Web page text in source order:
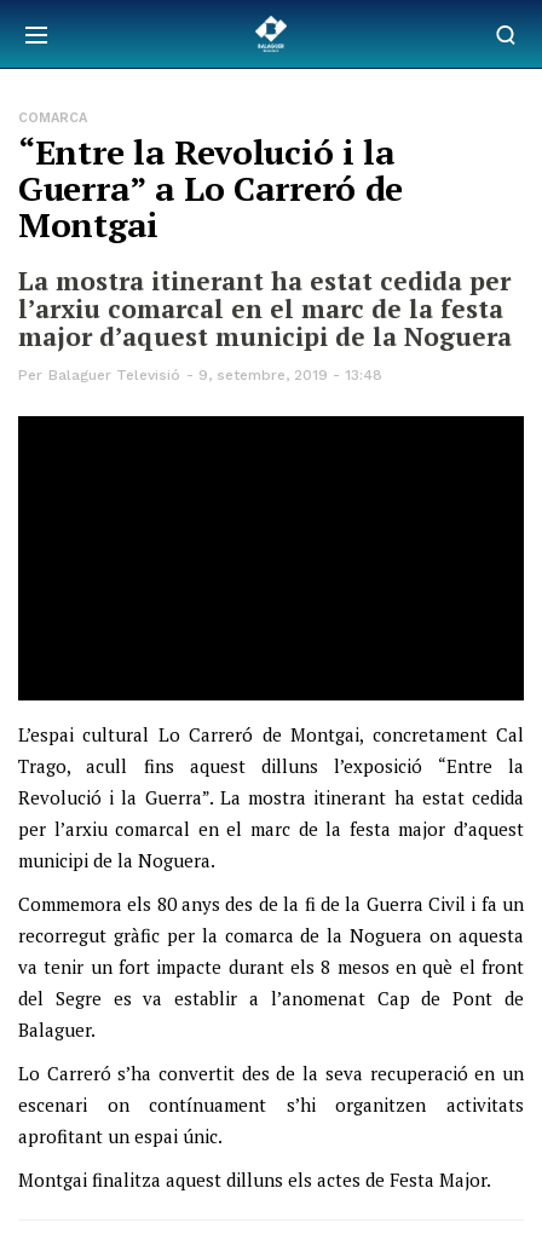
COMARCA
“Entre la Revolució i la
Guerra” a Lo Carreró de
Montgai
La mostra itinerant ha estat cedida per
l’arxiu comarcal en el marc de la festa
major d’aquest municipi de la Noguera
Per Balaguer Televisió 9, setembre, 2019 - 13:48
L’espai cultural Lo Carreró de Montgai, concretament Cal
Trago, acull fins aquest dilluns l’exposició “Entre la
Revolució i la Guerra”. La mostra itinerant ha estat cedida
per l’arxiu comarcal en el marc de la festa major d’aquest
municipi de la Noguera.
Commemora els 80 anys des de la fi de la Guerra Civil i fa un
recorregut gràfic per la comarca de la Noguera on aquesta
va tenir un fort impacte durant els 8 mesos en què el front
del Segre es va establir a l’anomenat Cap de Pont de
Balaguer.
Lo Carreró s’ha convertit des de la seva recuperació en un
escenari on contínuament s’hi organitzen activitats
aprofitant un espai únic.
Montgai finalitza aquest dilluns els actes de Festa Major.